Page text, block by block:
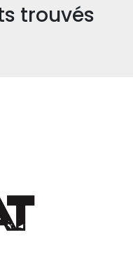
trouvés